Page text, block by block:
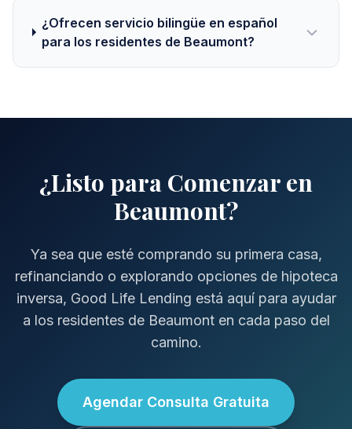
¿Ofrecen servicio bilingüe en español
para los residentes de Beaumont?
¿Listo para Comenzar en
Beaumont?
Ya sea que esté comprando su primera casa,
refinanciando o explorando opciones de hipoteca
inversa, Good Life Lending está aquí para ayudar
a los residentes de Beaumont en cada paso del
camino.
Agendar Consulta Gratuita